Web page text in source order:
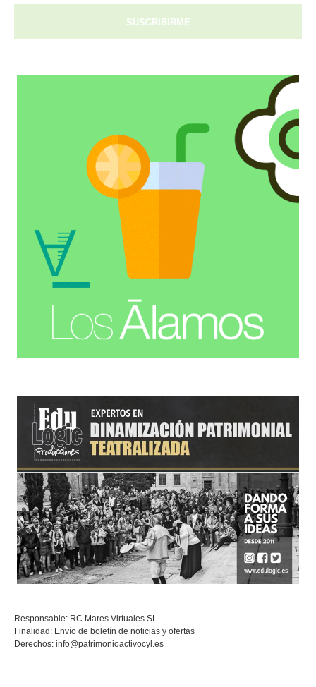
Responsable: RC Mares Virtuales SL
Finalidad: Envío de boletín de noticias y ofertas
Derechos: info@patrimonioactivocyl.es